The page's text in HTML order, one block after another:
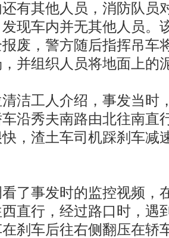
其他人员，消防队员
现车内并无其他人员。
废，警方随后指挥吊车
并组织人员将地面上的
工人介绍，事发当时
沿秀夫南路由北往南直
，渣土车司机踩刹车减
事发时的监控视频，
直行，经过路口时，遇
刹车后往右侧翻压在轿